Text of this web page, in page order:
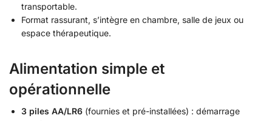
transportable.
Format rassurant, s’intègre en chambre, salle de jeux ou
espace thérapeutique.
Alimentation simple et
opérationnelle
3 piles AA/LR6 (fournies et pré-installées) : démarrage